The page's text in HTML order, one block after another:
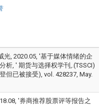
光, 2020.05, '基于媒体情绪的企
析, ' 期货与选择权学刊,.(TSSCI)
但已被接受), vol. 428237, May.
'券商推荐股票评等报告之